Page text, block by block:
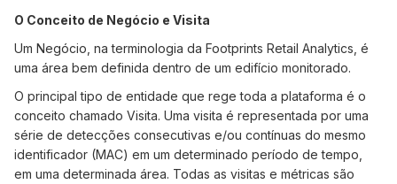
O Conceito de Negócio e Visita
Um Negócio, na terminologia da Footprints Retail Analytics, é
uma área bem definida dentro de um edifício monitorado.
O principal tipo de entidade que rege toda a plataforma é o
conceito chamado Visita. Uma visita é representada por uma
série de detecções consecutivas e/ou contínuas do mesmo
identificador (MAC) em um determinado período de tempo,
em uma determinada área. Todas as visitas e métricas são